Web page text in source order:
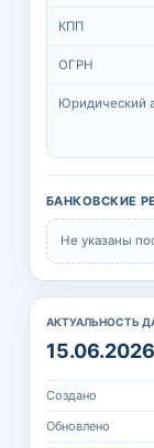
КПП
ОГРН
Юридический
БАНКОВСКИЕ
Не указаны
АКТУАЛЬНОСТЬ
15.06.2026
Создано
Обновлено